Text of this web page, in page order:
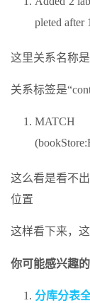
pleted after
这里关系名称
关系标签是
MATCH
这么看是看不
位置
这样看下来，
你可能感兴趣的
分库分表